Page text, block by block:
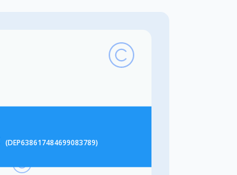
(DEP638617484699083789)